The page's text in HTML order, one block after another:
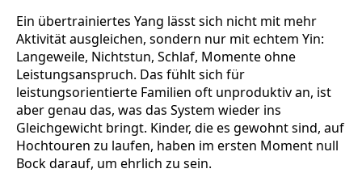
Ein übertrainiertes Yang lässt sich nicht mit mehr
Aktivität ausgleichen, sondern nur mit echtem Yin:
Langeweile, Nichtstun, Schlaf, Momente ohne
Leistungsanspruch. Das fühlt sich für
leistungsorientierte Familien oft unproduktiv an, ist
aber genau das, was das System wieder ins
Gleichgewicht bringt. Kinder, die es gewohnt sind, auf
Hochtouren zu laufen, haben im ersten Moment null
Bock darauf, um ehrlich zu sein.